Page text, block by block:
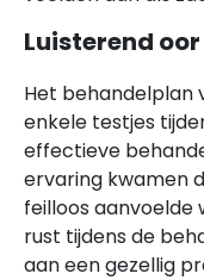
Luisterend oor
Het behandelplan
enkele testjes
effectieve
ervaring kwamen
feilloos aanvoelde
rust tijdens de
aan een gezellig